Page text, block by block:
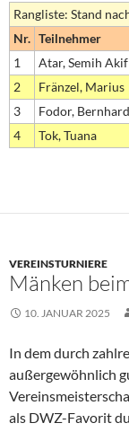
Rangliste: Stand
Nr. Teilnehmer
1
Atar, Semih Akif
2
Fränzel, Marius
3
Fodor, Bernhard
4
Tok, Tuana
VEREINSTURNIERE
Mänken
10. JANUAR 2025
In dem durch
außergewöhnlich
als DWZ-Favorit